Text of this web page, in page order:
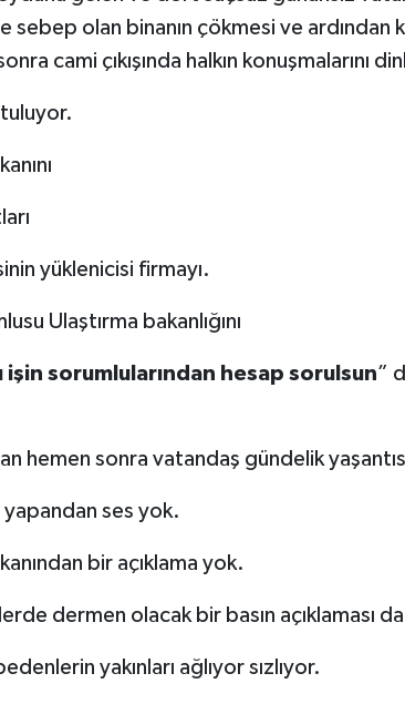
sebep olan binanın çökmesi ve ardından
cami çıkışında halkın konuşmalarını
yüklenicisi firmayı.
Ulaştırma bakanlığını
işin sorumlularından hesap sorulsun”
hemen sonra vatandaş gündelik
yapandan ses yok.
bir açıklama yok.
dermen olacak bir basın açıklaması
yakınları ağlıyor sızlıyor.